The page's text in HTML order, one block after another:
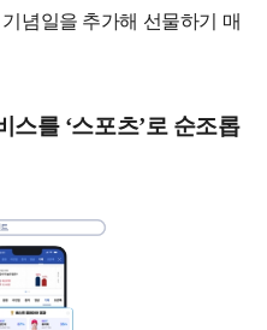
념일을 추가해 선물하기 매
스를 ‘스포츠’로 순조롭